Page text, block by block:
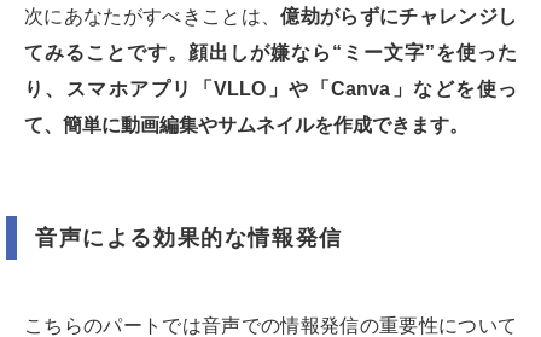
次にあなたがすべきことは、億劫がらずにチャレンジし
てみることです。顔出しが嫌なら“ミー文字”を使った
り、スマホアプリ「VLLO」や「Canva」などを使っ
て、簡単に動画編集やサムネイルを作成できます。
音声による効果的な情報発信
こちらのパートでは音声での情報発信の重要性について